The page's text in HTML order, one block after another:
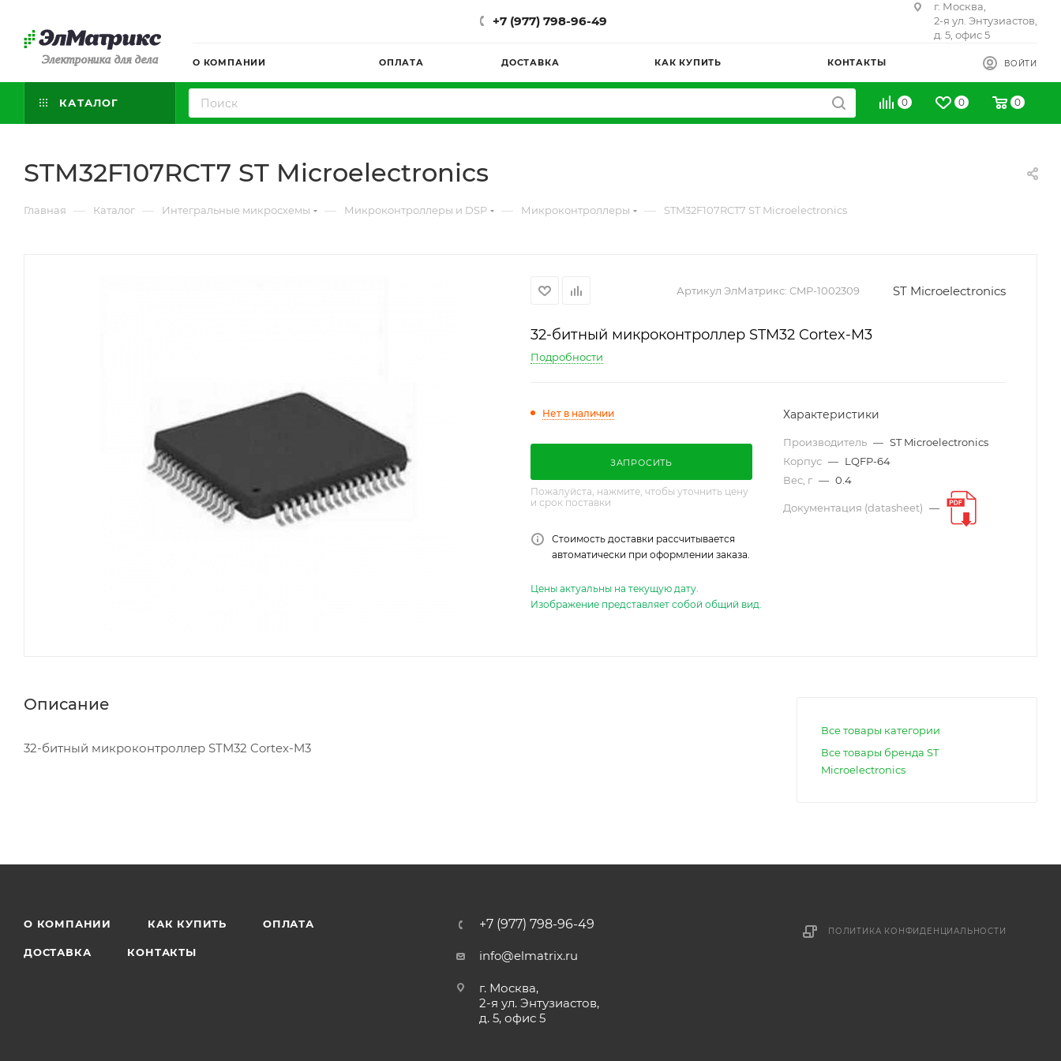
Электроника для дела
+7 (977) 798-96-49
г. Москва,
2-я ул. Энтузиастов,
д. 5, офис 5
О КОМПАНИИ ОПЛАТА ДОСТАВКА КАК КУПИТЬ КОНТАКТЫ ВОЙТИ
КАТАЛОГ 0 0 0
STM32F107RCT7 ST Microelectronics
Главная — Каталог — Интегральные микросхемы — Микроконтроллеры и DSP — Микроконтроллеры — STM32F107RCT7 ST Microelectronics
Артикул ЭлМатрикс: CMP-1002309 ST Microelectronics
32-битный микроконтроллер STM32 Cortex-M3
Подробности
Нет в наличии
ЗАПРОСИТЬ
Пожалуйста, нажмите, чтобы уточнить цену
и срок поставки
Стоимость доставки рассчитывается
автоматически при оформлении заказа.
Характеристики
Производитель — ST Microelectronics
Корпус — LQFP-64
Вес, г — 0.4
Документация (datasheet) —
Цены актуальны на текущую дату.
Изображение представляет собой общий вид.
Описание
32-битный микроконтроллер STM32 Cortex-M3
Все товары категории
Все товары бренда ST
Microelectronics
О КОМПАНИИ КАК КУПИТЬ ОПЛАТА
ДОСТАВКА КОНТАКТЫ
+7 (977) 798-96-49
info@elmatrix.ru
г. Москва,
2-я ул. Энтузиастов,
д. 5, офис 5
ПОЛИТИКА КОНФИДЕНЦИАЛЬНОСТИ